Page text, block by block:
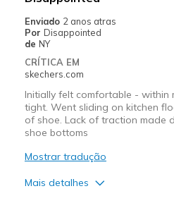
Going Out
Width
View On Shoes
Shoes are
Enviado 2 anos atras
Por Disappointed
de NY
CRÍTICA EM
skechers.com
Initially felt comfortable - within
tight. Went sliding on kitchen
of shoe. Lack of traction made
shoe bottoms
Mostrar tradução
Mais detalhes